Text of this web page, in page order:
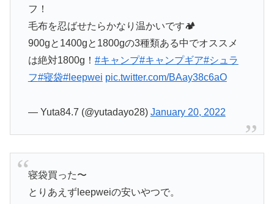
フ！
毛布を忍ばせたらかなり温かいです🏕
900gと1400gと1800gの3種類ある中でオススメ
は絶対1800g！ #キャンプ#キャンプギア#シュラ
フ#寝袋#leepwei pic.twitter.com/BAay38c6aO
— Yuta84.7 (@yutadayo28) January 20, 2022
寝袋買った〜
とりあえずleepweiの安いやつで。